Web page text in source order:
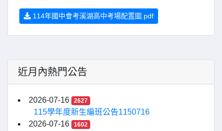
114年國中會考溪湖高中考場配置圖.pdf
近月內熱門公告
2026-07-16 2627
115學年度新生編班公告1150716
2026-07-16
1602